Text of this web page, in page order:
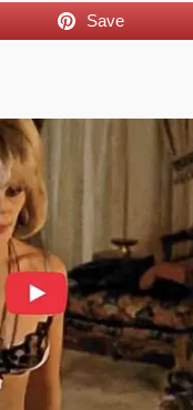
Save